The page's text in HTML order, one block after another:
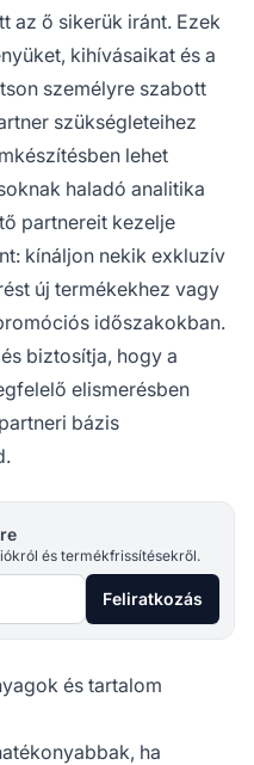
az ő sikerük iránt. Ezek
kihívásaikat és a
személyre szabott
szükségleteihez
lehet
haladó analitika
partnereit kezelje
kínáljon nekik exkluzív
új termékekhez vagy
időszakokban.
biztosítja, hogy a
elismerésben
bázis
és termékfrissítésekről.
Feliratkozás
és tartalom
ha